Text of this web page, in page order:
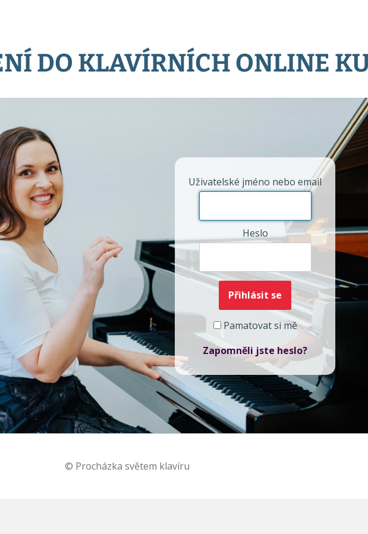
DO KLAVÍRNÍCH ONLINE
Uživatelské jméno nebo email
Heslo
Pamatovat si mě
Zapomněli jste heslo?
© Procházka světem klavíru